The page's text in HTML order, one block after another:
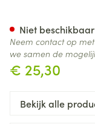
€ 25,30
Niet beschikbaar
Neem contact op
we samen de
Bekijk alle